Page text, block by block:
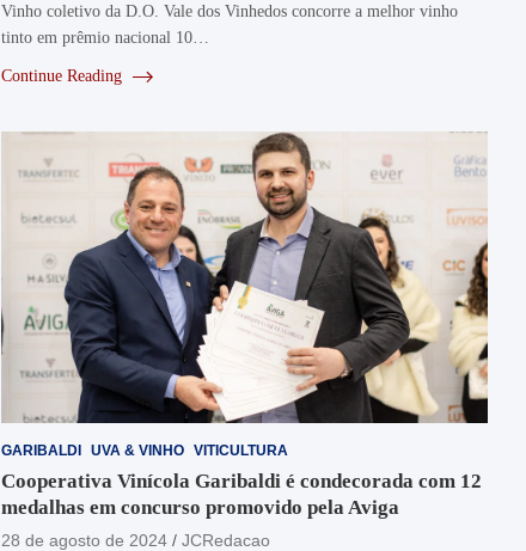
Vinho coletivo da D.O. Vale dos Vinhedos concorre a melhor vinho
tinto em prêmio nacional 10…
Continue Reading
GARIBALDI UVA & VINHO VITICULTURA
Cooperativa Vinícola Garibaldi é condecorada com 12
medalhas em concurso promovido pela Aviga
28 de agosto de 2024 JCRedacao